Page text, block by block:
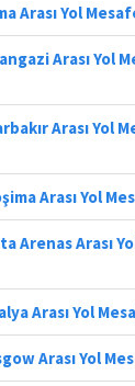
Arası Yol
Arası Yol
Arası Yol
Arası Yol
Arenas Arası
Arası Yol
Arası Yol